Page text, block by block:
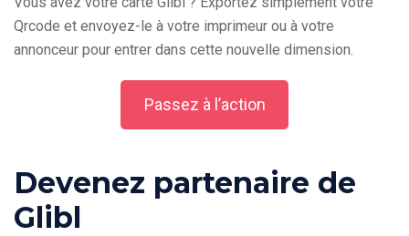
Qrcode et envoyez-le à votre imprimeur ou à votre
annonceur pour entrer dans cette nouvelle dimension.
Passez à l’action
Devenez partenaire de
Glibl